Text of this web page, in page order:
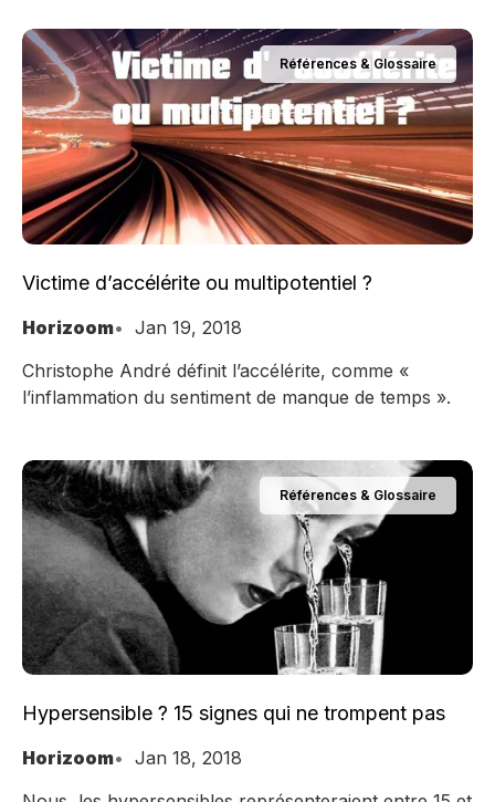
Références & Glossaire
Victime d’accélérite ou multipotentiel ?
Horizoom
Jan 19, 2018
Christophe André définit l’accélérite, comme «
l’inflammation du sentiment de manque de temps ».
Références & Glossaire
Hypersensible ? 15 signes qui ne trompent pas
Horizoom
Jan 18, 2018